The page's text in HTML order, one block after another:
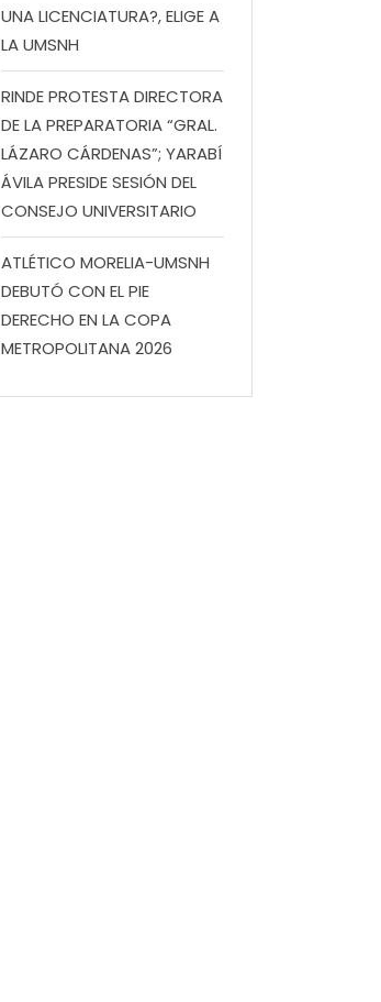
UNA LICENCIATURA?, ELIGE A
LA UMSNH
RINDE PROTESTA DIRECTORA
DE LA PREPARATORIA “GRAL.
LÁZARO CÁRDENAS”; YARABÍ
ÁVILA PRESIDE SESIÓN DEL
CONSEJO UNIVERSITARIO
ATLÉTICO MORELIA-UMSNH
DEBUTÓ CON EL PIE
DERECHO EN LA COPA
METROPOLITANA 2026